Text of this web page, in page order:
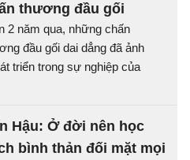
thương đầu gối
2 năm qua, những chấn
đầu gối dai dẳng đã ảnh
triển trong sự nghiệp của
Hậu: Ở đời nên học
bình thản đối mặt mọi